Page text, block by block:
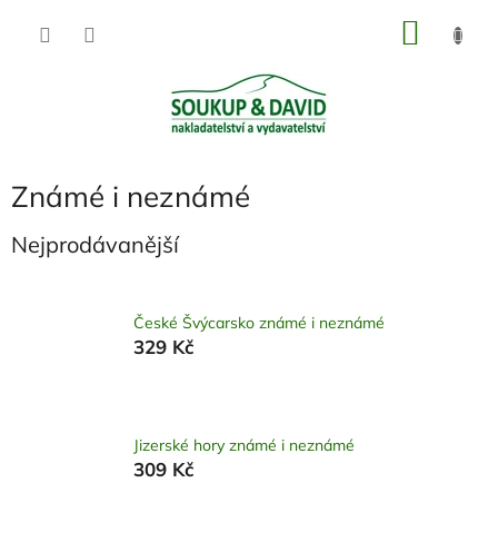
Známé i neznámé
Nejprodávanější
České Švýcarsko známé i neznámé
329 Kč
Jizerské hory známé i neznámé
309 Kč